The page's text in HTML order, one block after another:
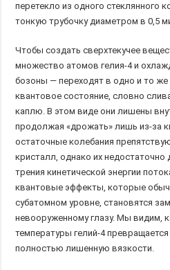
перетекло из одного стеклянного
тонкую трубочку диаметром в 0,5
Чтобы создать сверхтекучее
множество атомов гелия-4 и
бозоны — переходят в одно и то
квантовое состояние, словно
каплю. В этом виде они лишены
продолжая «дрожать» лишь из-за
остаточные колебания
кристалл, однако их недостаточно
трения кинетической энергии
квантовые эффекты, которые
субатомном уровне, становятся
невооруженному глазу. Мы видим,
температуры гелий-4
полностью лишенную вязкости.